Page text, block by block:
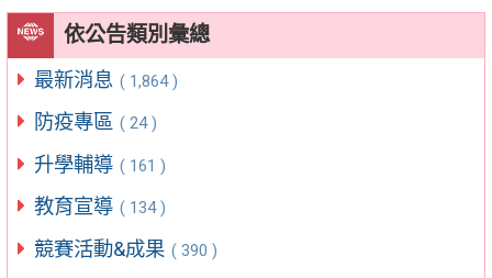
依公告類別彙總
最新消息 ( 1,864 )
防疫專區 ( 24 )
升學輔導 ( 161 )
教育宣導 ( 134 )
競賽活動&成果 ( 390 )